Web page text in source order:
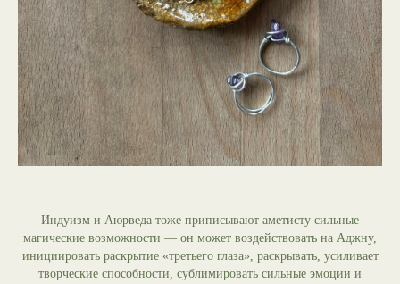
Индуизм и Аюрведа тоже приписывают аметисту сильные
магические возможности — он может воздействовать на Аджну,
инициировать раскрытие «третьего глаза», раскрывать, усиливает
творческие способности, сублимировать сильные эмоции и